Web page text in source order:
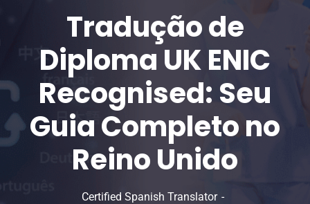
Tradução de
Diploma UK ENIC
Recognised: Seu
Guia Completo no
Reino Unido
Certified Spanish Translator